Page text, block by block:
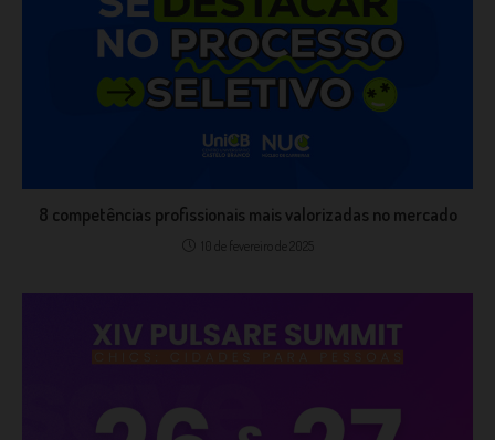
8 competências profissionais mais valorizadas no mercado
10 de fevereiro de 2025